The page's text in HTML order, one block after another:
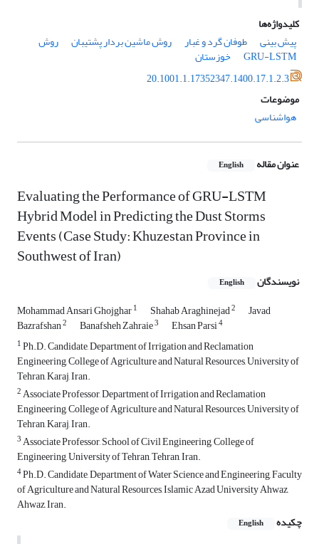
کلیدواژه‌ها
پیش بینی
طوفان گرد و غبار روش ماشین بردار پشتیبان روش
GRU-LSTM
خوزستان
20.1001.1.17352347.1400.17.1.2.3
موضوعات
هواشناسی
عنوان مقاله English
Evaluating the Performance of GRU-LSTM
Hybrid Model in Predicting the Dust Storms
Events (Case Study: Khuzestan Province in
Southwest of Iran)
نویسندگان English
Mohammad Ansari Ghojghar1 Shahab Araghinejad2 Javad
Bazrafshan2 Banafsheh Zahraie3 Ehsan Parsi4
1Ph.D. Candidate, Department of Irrigation and Reclamation
Engineering, College of Agriculture and Natural Resources, University of
Tehran, Karaj, Iran.
2Associate Professor, Department of Irrigation and Reclamation
Engineering, College of Agriculture and Natural Resources, University of
Tehran, Karaj, Iran.
3Associate Professor, School of Civil Engineering, College of
Engineering, University of Tehran, Tehran, Iran.
4Ph.D. Candidate, Department of Water Science and Engineering, Faculty
of Agriculture and Natural Resources, Islamic Azad University Ahwaz,
Ahwaz, Iran.
چکیده
English